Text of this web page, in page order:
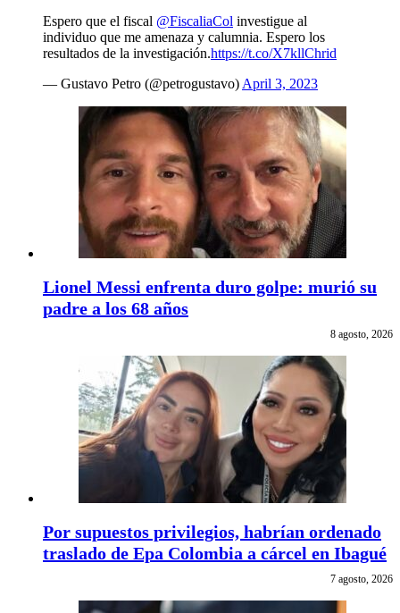
Espero que el fiscal @FiscaliaCol investigue al
individuo que me amenaza y calumnia. Espero los
resultados de la investigación.https://t.co/X7kllChrid
— Gustavo Petro (@petrogustavo) April 3, 2023
Lionel Messi enfrenta duro golpe: murió su
padre a los 68 años
8 agosto, 2026
Por supuestos privilegios, habrían ordenado
traslado de Epa Colombia a cárcel en Ibagué
7 agosto, 2026